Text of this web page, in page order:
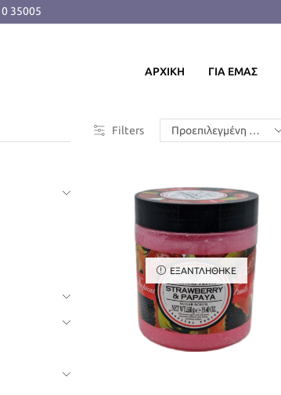
35005
ΑΡΧΙΚΗ ΓΙΑ ΕΜΑΣ
Filters
ΕΞΑΝΤΛΉΘΗΚΕ